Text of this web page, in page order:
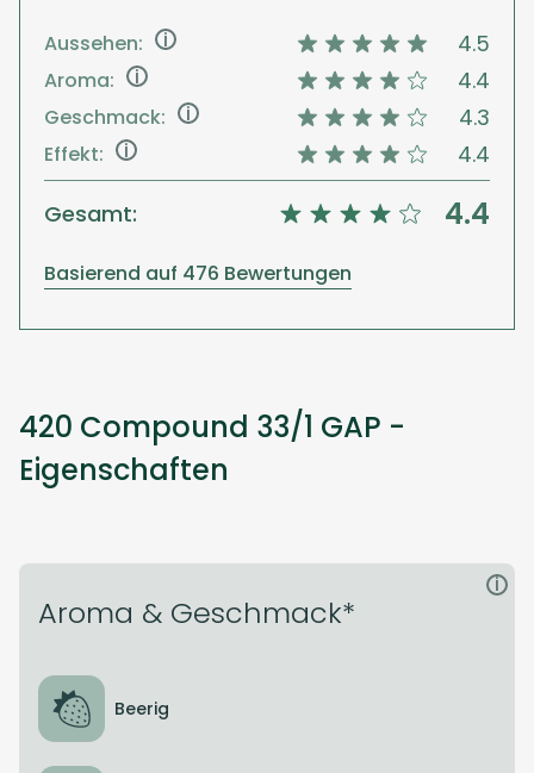
Aussehen: i 4.5
Aroma: i 4.4
Geschmack: i 4.3
Effekt: i
4.4
Gesamt:
4.4
Basierend auf 476 Bewertungen
420 Compound 33/1 GAP -
Eigenschaften
Aroma & Geschmack*
i
Beerig